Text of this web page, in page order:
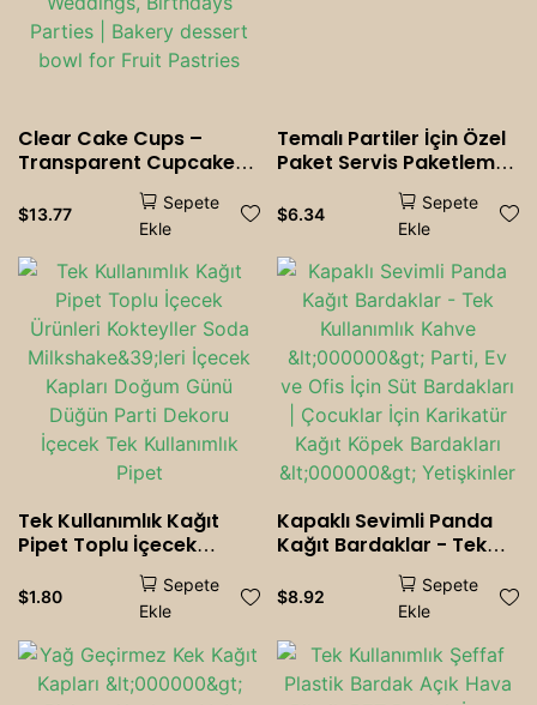
Clear Cake Cups –
Transparent Cupcake
<000000> Muffin
Packaging, Dessert Slice
Container for Weddings,
Birthdays <000000>
Parties | Bakery dessert
bowl for Fruit <000000>
Pastries
$13.77
Sepete
Ekle
Temalı Partiler İçin Özel
Paket Servis Paketleme
Malzemeleri Tek
Kullanımlık Sofra
$6.34
Sepete
Ekle
Tek Kullanımlık Kağıt
Pipet Toplu İçecek
Ürünleri Kokteyller Soda
Milkshake&39;leri İçecek
Kapları Doğum Günü
Düğün Parti Dekoru
İçecek Tek Kullanımlık
Pipet
$1.80
Sepete
Ekle
Kapaklı Sevimli Panda
Kağıt Bardaklar - Tek
Kullanımlık Kahve
<000000> Parti, Ev ve
Ofis İçin Süt Bardakları |
Çocuklar İçin Karikatür
Kağıt Köpek Bardakları
<000000> Yetişkinler
$8.92
Sepete
Ekle